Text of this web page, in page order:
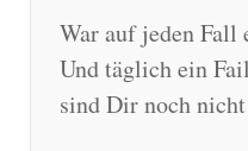
War auf jeden Fall
Und täglich ein
sind Dir noch